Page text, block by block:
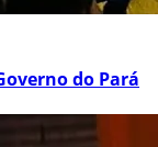
do Pará